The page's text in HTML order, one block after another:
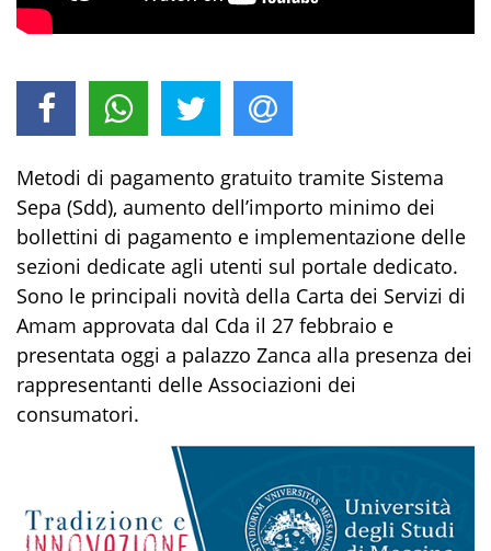
Metodi di pagamento gratuito tramite Sistema
Sepa (Sdd), aumento dell’importo minimo dei
bollettini di pagamento e implementazione delle
sezioni dedicate agli utenti sul portale dedicato.
Sono le principali novità della Carta dei Servizi di
Amam approvata dal Cda il 27 febbraio e
presentata oggi a palazzo Zanca alla presenza dei
rappresentanti delle Associazioni dei
consumatori.